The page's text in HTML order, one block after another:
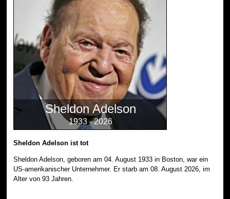
Sheldon Adelson
1933 - 2026
Sheldon Adelson ist tot
Sheldon Adelson, geboren am 04. August 1933 in Boston, war ein
US-amerikanischer Unternehmer. Er starb am 08. August 2026, im
Alter von 93 Jahren.